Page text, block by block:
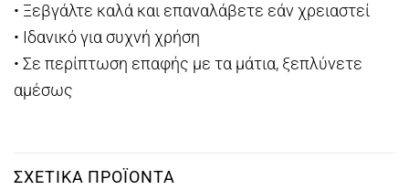
• Ξεβγάλτε καλά και επαναλάβετε εάν χρειαστεί
• Ιδανικό για συχνή χρήση
• Σε περίπτωση επαφής με τα μάτια, ξεπλύνετε
αμέσως
ΣΧΕΤΙΚΆ ΠΡΟΪΌΝΤΑ